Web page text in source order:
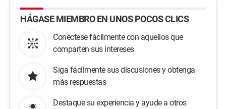
HÁGASE MIEMBRO EN UNOS POCOS CLICS
Conéctese fácilmente con aquellos que
comparten sus intereses
Siga fácilmente sus discusiones y obtenga
más respuestas
Destaque su experiencia y ayude a otros